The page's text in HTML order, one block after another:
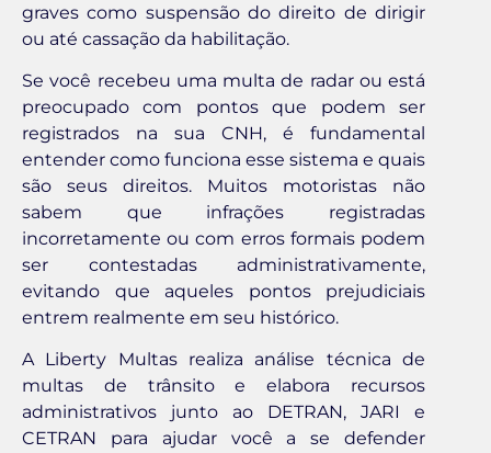
graves como suspensão do direito de dirigir
ou até cassação da habilitação.
Se você recebeu uma multa de radar ou está
preocupado com pontos que podem ser
registrados na sua CNH, é fundamental
entender como funciona esse sistema e quais
são seus direitos. Muitos motoristas não
sabem que infrações registradas
incorretamente ou com erros formais podem
ser contestadas administrativamente,
evitando que aqueles pontos prejudiciais
entrem realmente em seu histórico.
A Liberty Multas realiza análise técnica de
multas de trânsito e elabora recursos
administrativos junto ao DETRAN, JARI e
CETRAN para ajudar você a se defender